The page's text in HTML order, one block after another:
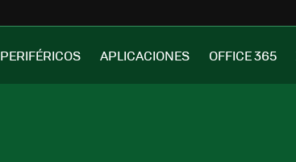
PERIFÉRICOS APLICACIONES OFFICE 365